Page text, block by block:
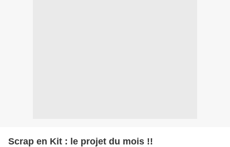
Scrap en Kit : le projet du mois !!